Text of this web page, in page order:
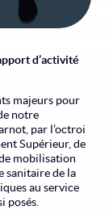
d’activité
majeurs pour
notre
par l’octroi
Supérieur, de
mobilisation
sanitaire de la
au service
posés.